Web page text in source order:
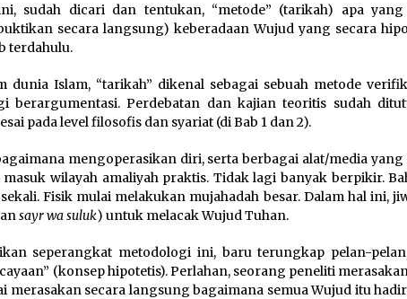
sudah dicari dan tentukan, “metode” (tarikah) apa
secara langsung) keberadaan Wujud yang secara
terdahulu.
dunia Islam, “tarikah” dikenal sebagai sebuah metode
berargumentasi. Perdebatan dan kajian teoritis sudah
pada level filosofis dan syariat (di Bab 1 dan 2).
mengoperasikan diri, serta berbagai alat/media
masuk wilayah amaliyah praktis. Tidak lagi banyak berpikir.
Fisik mulai melakukan mujahadah besar. Dalam hal ini,
sayr wa suluk) untuk melacak Wujud Tuhan.
seperangkat metodologi ini, baru terungkap pelan-
(konsep hipotetis). Perlahan, seorang peneliti
merasakan secara langsung bagaimana semua Wujud itu